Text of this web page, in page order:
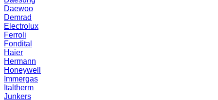
Daewoo
Demrad
Electrolux
Ferroli
Fondital
Haier
Hermann
Honeywell
Immergas
Italtherm
Junkers